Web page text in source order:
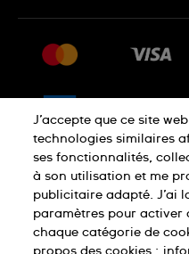
Retour
CGV
Droit de rétractation
Nous rejoindre
Déclaration
Cookies
J’accepte que ce site
technologies similaires
ses fonctionnalités,
à son utilisation et me
publicitaire adapté. J’ai
paramètres pour activer
chaque catégorie de
propos des cookies :